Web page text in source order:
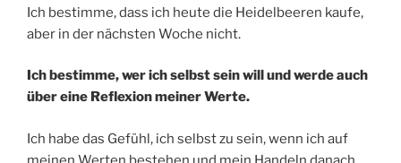
Ich bestimme, dass ich heute die Heidelbeeren kaufe,
aber in der nächsten Woche nicht.
Ich bestimme, wer ich selbst sein will und werde auch
über eine Reflexion meiner Werte.
Ich habe das Gefühl, ich selbst zu sein, wenn ich auf